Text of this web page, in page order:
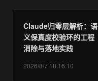
Claude归零层解析：语
义保真度校验环的工程
消除与落地实践
2026/8/7 18:16:10